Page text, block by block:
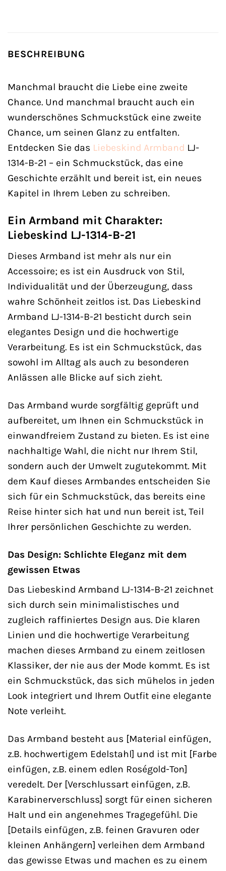
BESCHREIBUNG
Manchmal braucht die Liebe eine zweite
Chance. Und manchmal braucht auch ein
wunderschönes Schmuckstück eine zweite
Chance, um seinen Glanz zu entfalten.
Entdecken Sie das Liebeskind Armband LJ-
1314-B-21 – ein Schmuckstück, das eine
Geschichte erzählt und bereit ist, ein neues
Kapitel in Ihrem Leben zu schreiben.
Ein Armband mit Charakter:
Liebeskind LJ-1314-B-21
Dieses Armband ist mehr als nur ein
Accessoire; es ist ein Ausdruck von Stil,
Individualität und der Überzeugung, dass
wahre Schönheit zeitlos ist. Das Liebeskind
Armband LJ-1314-B-21 besticht durch sein
elegantes Design und die hochwertige
Verarbeitung. Es ist ein Schmuckstück, das
sowohl im Alltag als auch zu besonderen
Anlässen alle Blicke auf sich zieht.
Das Armband wurde sorgfältig geprüft und
aufbereitet, um Ihnen ein Schmuckstück in
einwandfreiem Zustand zu bieten. Es ist eine
nachhaltige Wahl, die nicht nur Ihrem Stil,
sondern auch der Umwelt zugutekommt. Mit
dem Kauf dieses Armbandes entscheiden Sie
sich für ein Schmuckstück, das bereits eine
Reise hinter sich hat und nun bereit ist, Teil
Ihrer persönlichen Geschichte zu werden.
Das Design: Schlichte Eleganz mit dem
gewissen Etwas
Das Liebeskind Armband LJ-1314-B-21 zeichnet
sich durch sein minimalistisches und
zugleich raffiniertes Design aus. Die klaren
Linien und die hochwertige Verarbeitung
machen dieses Armband zu einem zeitlosen
Klassiker, der nie aus der Mode kommt. Es ist
ein Schmuckstück, das sich mühelos in jeden
Look integriert und Ihrem Outfit eine elegante
Note verleiht.
Das Armband besteht aus [Material einfügen,
z.B. hochwertigem Edelstahl] und ist mit [Farbe
einfügen, z.B. einem edlen Roségold-Ton]
veredelt. Der [Verschlussart einfügen, z.B.
Karabinerverschluss] sorgt für einen sicheren
Halt und ein angenehmes Tragegefühl. Die
[Details einfügen, z.B. feinen Gravuren oder
kleinen Anhängern] verleihen dem Armband
das gewisse Etwas und machen es zu einem